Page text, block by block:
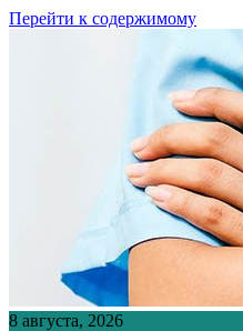
Перейти к содержимому
8 августа, 2026